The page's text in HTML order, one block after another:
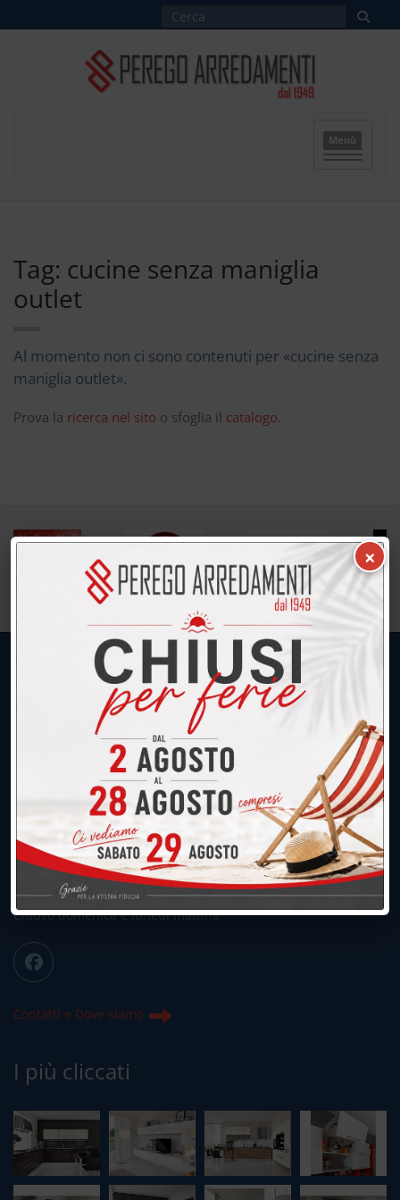
Menù
Tag: cucine senza maniglia
outlet
Al momento non ci sono contenuti per «cucine senza
maniglia outlet».
Prova la ricerca nel sito o sfoglia il catalogo.
UNICA SEDE: CALCO (Lecco)
039.677.2778
039.677.2778
info@peregoarredamenti.it
ORARI: 09.00/12.00 - 15.00/19.15
Chiuso domenica e lunedì mattina
Contatti e Dove siamo
I più cliccati
×